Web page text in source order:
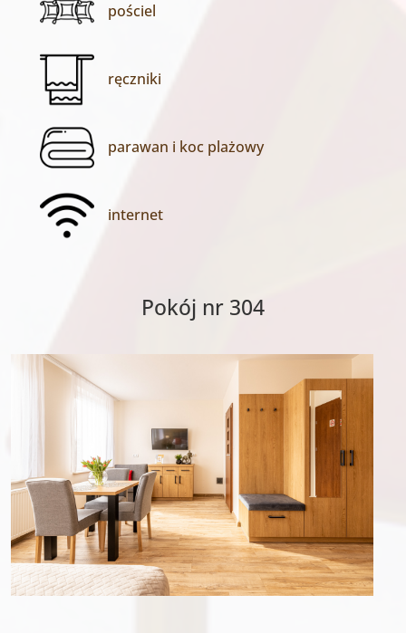
pościel
ręczniki
parawan i koc plażowy
internet
Pokój nr 304